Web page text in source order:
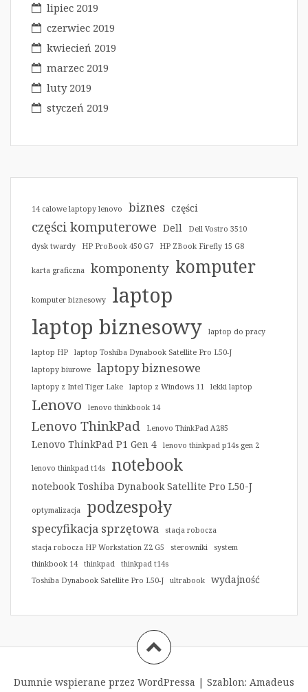
lipiec 2019
czerwiec 2019
kwiecień 2019
marzec 2019
luty 2019
styczeń 2019
14 calowe laptopy lenovo biznes części
części komputerowe Dell
Dell Vostro 3510
dysk twardy
HP ProBook 450 G7 HP ZBook Firefly 15 G8
karta graficzna komponenty komputer
komputer biznesowy laptop
laptop biznesowy laptop do pracy
laptop HP
laptop Toshiba Dynabook Satellite Pro L50-J
laptopy biurowe
laptopy biznesowe
laptopy z Intel Tiger Lake laptop z Windows 11 lekki laptop
Lenovo lenovo thinkbook 14
Lenovo ThinkPad Lenovo ThinkPad A285
Lenovo ThinkPad P1 Gen 4 lenovo thinkpad p14s gen 2
lenovo thinkpad t14s notebook
notebook Toshiba Dynabook Satellite Pro L50-J
optymalizacja podzespoły
specyfikacja sprzętowa
stacja robocza
stacja robocza HP Workstation Z2 G5
sterowniki
system
thinkbook 14
thinkpad
thinkpad t14s
Toshiba Dynabook Satellite Pro L50-J
ultrabook wydajność
Dumnie wspierane przez WordPressa | Szablon: Amadeus